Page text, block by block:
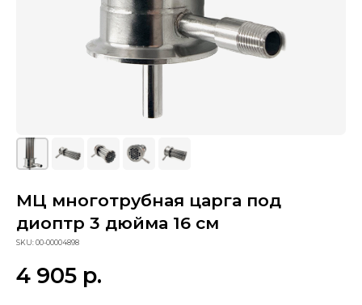
МЦ многотрубная царга под
диоптр 3 дюйма 16 см
SKU:00-00004898
4 905 р.
Сопутствующие товары